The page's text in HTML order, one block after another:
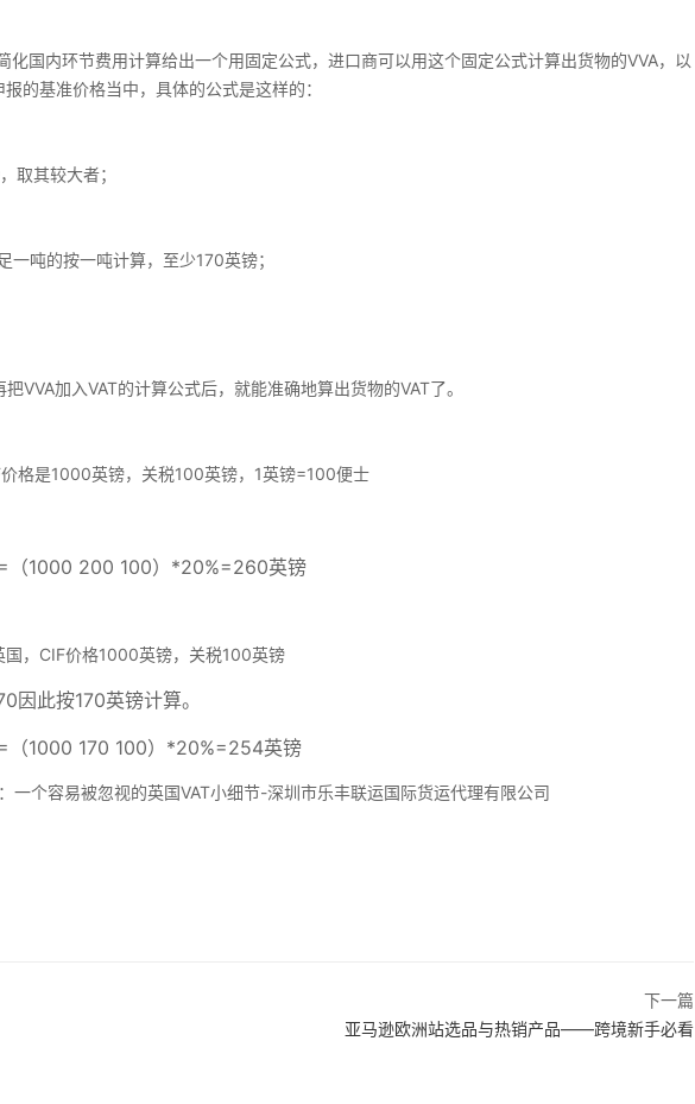
化国内环节费用计算给出一个用固定公式，进口商可以用这个固定公式计算出货物的VVA，以
的基准价格当中，具体的公式是这样的：
取其较大者；
吨的按一吨计算，至少170英镑；
VVA加入VAT的计算公式后，就能准确地算出货物的VAT了。
格是1000英镑，关税100英镑，1英镑=100便士
（1000 200 100）*20%=260英镑
，CIF价格1000英镑，关税100英镑
此按170英镑计算。
（1000 170 100）*20%=254英镑
下一篇
亚马逊欧洲站选品与热销产品——跨境新手必看